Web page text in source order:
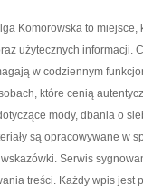
Komorowska to miejsce,
użytecznych informacji.
w codziennym
które cenią
mody, dbania o
są opracowywane w
Serwis
treści. Każdy wpis jest